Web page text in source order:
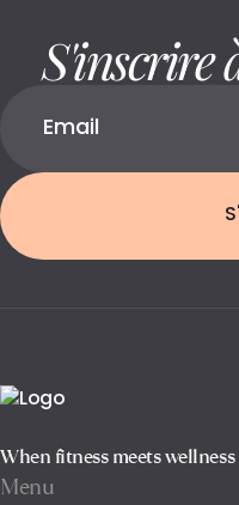
S'inscrire
When fitness meets wellness
Menu